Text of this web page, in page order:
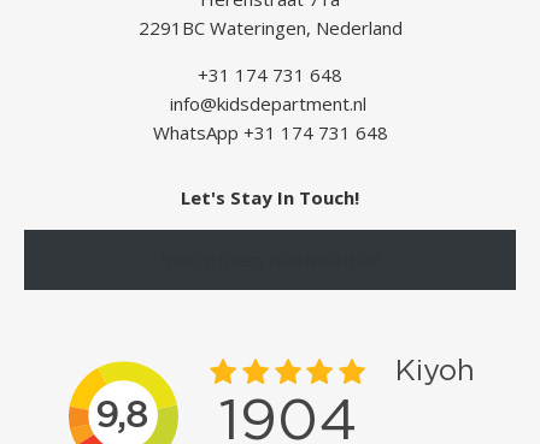
2291BC Wateringen, Nederland
+31 174 731 648
info@kidsdepartment.nl
WhatsApp +31 174 731 648
Let's Stay In Touch!